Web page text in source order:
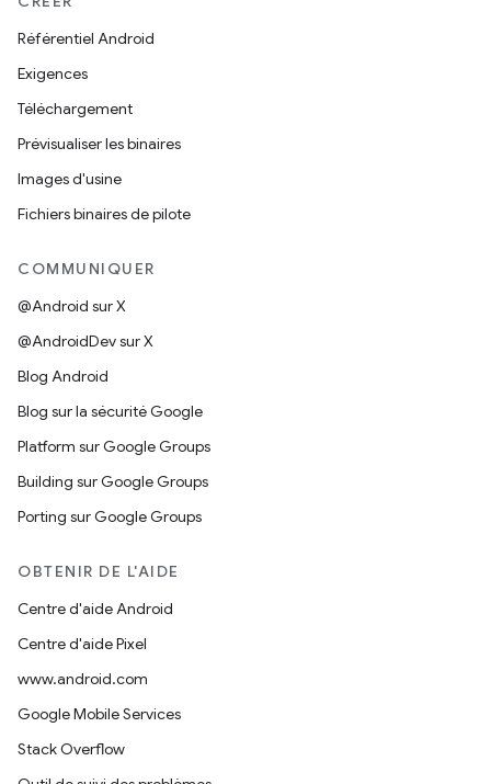
Référentiel Android
Exigences
Téléchargement
Prévisualiser les binaires
Images d'usine
Fichiers binaires de pilote
COMMUNIQUER
@Android sur X
@AndroidDev sur X
Blog Android
Blog sur la sécurité Google
Platform sur Google Groups
Building sur Google Groups
Porting sur Google Groups
OBTENIR DE L'AIDE
Centre d'aide Android
Centre d'aide Pixel
www.android.com
Google Mobile Services
Stack Overflow